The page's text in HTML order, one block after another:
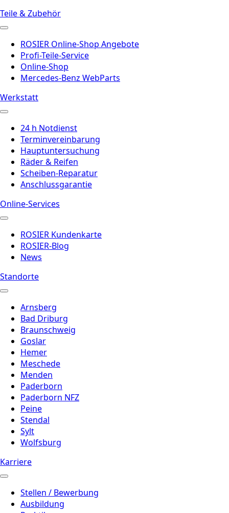
Teile & Zubehör
ROSIER Online-Shop Angebote
Profi-Teile-Service
Online-Shop
Mercedes-Benz WebParts
Werkstatt
24 h Notdienst
Terminvereinbarung
Hauptuntersuchung
Räder & Reifen
Scheiben-Reparatur
Anschlussgarantie
Online-Services
ROSIER Kundenkarte
ROSIER-Blog
News
Standorte
Arnsberg
Bad Driburg
Braunschweig
Goslar
Hemer
Meschede
Menden
Paderborn
Paderborn NFZ
Peine
Stendal
Sylt
Wolfsburg
Karriere
Stellen / Bewerbung
Ausbildung